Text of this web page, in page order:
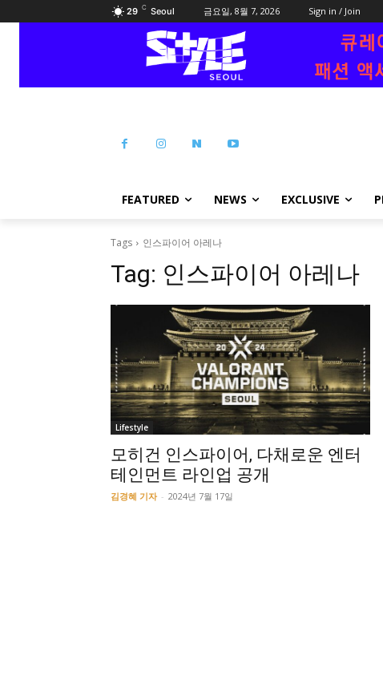
29 C Seoul 금요일, 8월 7, 2026 Sign in / Join
FEATURED NEWS EXCLUSIVE
Tags 인스파이어 아레나
Tag: 인스파이어 아레나
Lifestyle
모히건 인스파이어, 다채로운 엔터
테인먼트 라인업 공개
김경혜 기자 - 2024년 7월 17일